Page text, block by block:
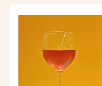
DER
COCKTAIL
DES
KANONIKUS